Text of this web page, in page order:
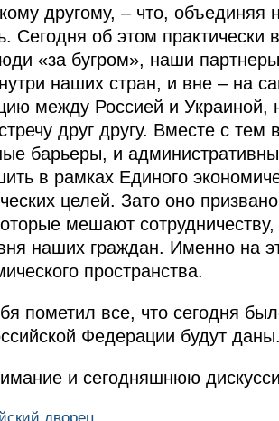
другому, – что,
Сегодня об этом
«за бугром», наши
наших стран, и вне – на
между Россией и
друг другу. Вместе с тем
барьеры, и
в рамках Единого
целей. Зато оно
мешают
наших граждан. Именно на
пространства.
пометил все, что сегодня
Федерации будут даны.
и сегодняшнюю